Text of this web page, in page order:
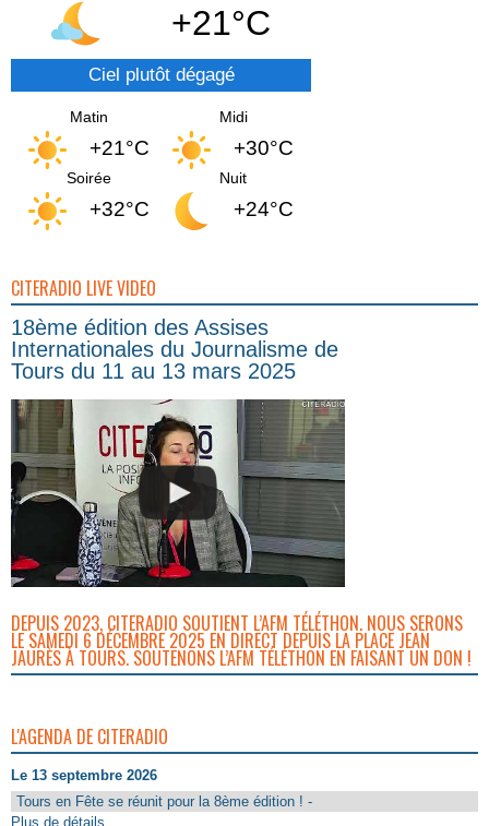
+21°C
Ciel plutôt dégagé
Matin
+21°C
Midi
+30°C
Soirée
+32°C
Nuit
+24°C
CITERADIO LIVE VIDEO
18ème édition des Assises
Internationales du Journalisme de
Tours du 11 au 13 mars 2025
DEPUIS 2023, CITERADIO SOUTIENT L’AFM TÉLÉTHON. NOUS SERONS
LE SAMEDI 6 DÉCEMBRE 2025 EN DIRECT DEPUIS LA PLACE JEAN
JAURÈS À TOURS. SOUTENONS L’AFM TÉLÉTHON EN FAISANT UN DON !
L'AGENDA DE CITERADIO
Le 13 septembre 2026
Tours en Fête se réunit pour la 8ème édition ! -
Plus de détails